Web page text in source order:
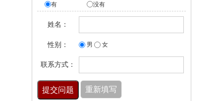
有
没有
姓名：
性别： 男 女
联系方式：